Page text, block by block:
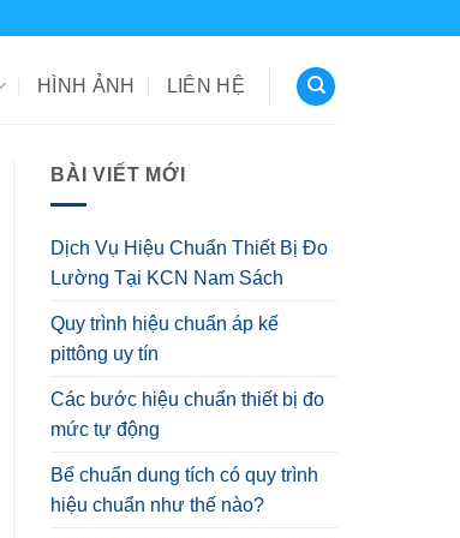
HÌNH ẢNH LIÊN HỆ
BÀI VIẾT MỚI
Dịch Vụ Hiệu Chuẩn Thiết Bị Đo
Lường Tại KCN Nam Sách
Quy trình hiệu chuẩn áp kế
pittông uy tín
Các bước hiệu chuẩn thiết bị đo
mức tự động
Bể chuẩn dung tích có quy trình
hiệu chuẩn như thế nào?